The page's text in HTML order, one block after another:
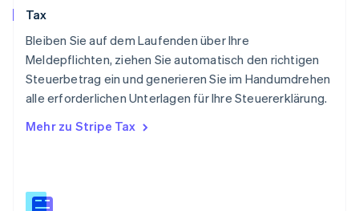
Tax
Bleiben Sie auf dem Laufenden über Ihre
Meldepflichten, ziehen Sie automatisch den richtigen
Steuerbetrag ein und generieren Sie im Handumdrehen
alle erforderlichen Unterlagen für Ihre Steuererklärung.
Mehr zu Stripe Tax
Schweden
Schweiz
DeutschFrançaisItalianoEnglish
Singapur
Slowakei
Sonderverwaltungsregion Hongkong,